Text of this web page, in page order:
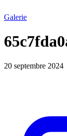
Galerie
20 septembre 2024